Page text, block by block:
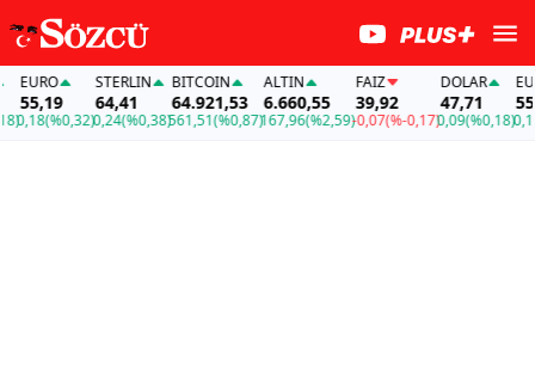
(%0,32)
STERLIN
64,41
0,24(%0,38)
BITCOIN
64.921,53
561,51(%0,87)
ALTIN
6.660,55
167,96(%2,59)
FAİZ
39,92
-0,07(%-0,17)
DOLAR
47,71
0,09(%0,18)
EURO
0,18